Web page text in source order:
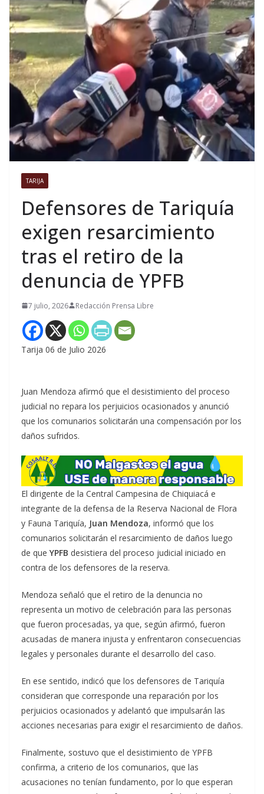
TARIJA
Defensores de Tariquía
exigen resarcimiento
tras el retiro de la
denuncia de YPFB
7 julio, 2026 Redacción Prensa Libre
Tarija 06 de Julio 2026
Juan Mendoza afirmó que el desistimiento del proceso
judicial no repara los perjuicios ocasionados y anunció
que los comunarios solicitarán una compensación por los
daños sufridos.
El dirigente de la Central Campesina de Chiquiacá e
integrante de la defensa de la Reserva Nacional de Flora
y Fauna Tariquía, Juan Mendoza, informó que los
comunarios solicitarán el resarcimiento de daños luego
de que YPFB desistiera del proceso judicial iniciado en
contra de los defensores de la reserva.
Mendoza señaló que el retiro de la denuncia no
representa un motivo de celebración para las personas
que fueron procesadas, ya que, según afirmó, fueron
acusadas de manera injusta y enfrentaron consecuencias
legales y personales durante el desarrollo del caso.
En ese sentido, indicó que los defensores de Tariquía
consideran que corresponde una reparación por los
perjuicios ocasionados y adelantó que impulsarán las
acciones necesarias para exigir el resarcimiento de daños.
Finalmente, sostuvo que el desistimiento de YPFB
confirma, a criterio de los comunarios, que las
acusaciones no tenían fundamento, por lo que esperan